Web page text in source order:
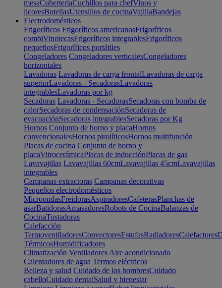
mesaCuberteríaCuchillos para chefVinos y
licoresBotellasUtensilios de cocinaVajillaBandejas
Electrodomésticos
Frigoríficos Frigoríficos americanosFrigoríficos
combiVinotecasFrigoríficos integrablesFrigoríficos
pequeñosFrigoríficos portátiles
Congeladores Congeladores verticalesCongeladores
horizontales
Lavadoras Lavadoras de carga frontalLavadoras de carga
superiorLavadoras - SecadorasLavadoras
integrablesLavadoras por kg
Secadoras Lavadoras - SecadorasSecadoras con bomba de
calorSecadoras de condensaciónSecadoras de
evacuaciónSecadoras integrablesSecadoras por Kg
Hornos Conjunto de horno y placaHornos
convencionalesHornos pirolíticosHornos multifunción
Placas de cocina Conjunto de horno y
placaVitrocerámicaPlacas de inducciónPlacas de gas
Lavavajillas Lavavajillas 60cmLavavajillas 45cmLavavajillas
integrables
Campanas extractoras Campanas decorativas
Pequeños electrodomésticos
MicroondasFreidorasAspiradoresCafeterasPlanchas de
asarBatidorasAmasadoresRobots de CocinaBalanzas de
CocinaTostadoras
Calefacción
TermoventiladoresConvectoresEstufasRadiadoresCalefactores
TérmicosHumidificadores
Climatización Ventiladores Aire acondicionado
Calentadores de agua Termos eléctricos
Belleza y salud Cuidado de los hombresCuidado
cabelloCuidado dentalSalud y bienestar